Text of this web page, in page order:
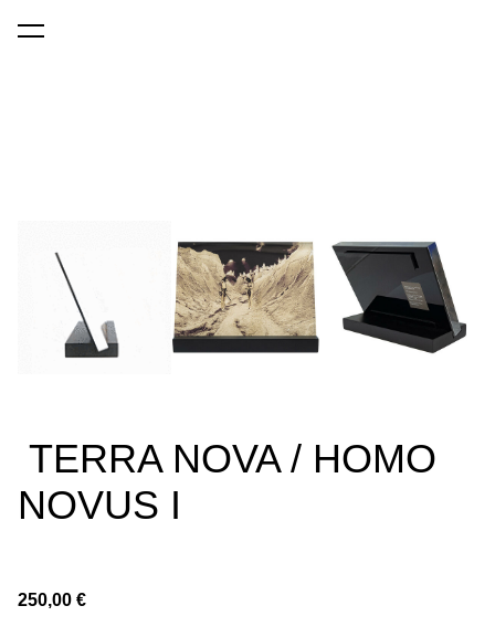
lisati ostukorvi.
TERRA NOVA / HOMO
NOVUS I
250,00 €